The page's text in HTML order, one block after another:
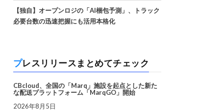
【独自】オープンロジの「AI梱包予測」、トラック
必要台数の迅速把握にも活用本格化
プレスリリースまとめてチェック
CBcloud、全国の「Marq」施設を起点とした新た
な配送プラットフォーム「MarqGO」開始
2026年8月5日